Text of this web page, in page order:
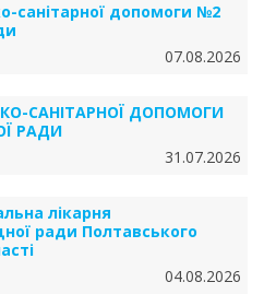
санітарної допомоги №2
07.08.2026
САНІТАРНОЇ ДОПОМОГИ
РАДИ
31.07.2026
лікарня
ради Полтавського
04.08.2026